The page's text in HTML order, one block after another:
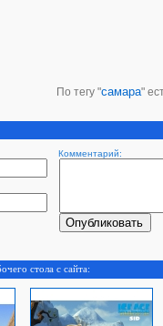
По тегу "самара"
Комментарий:
стола с сайта: